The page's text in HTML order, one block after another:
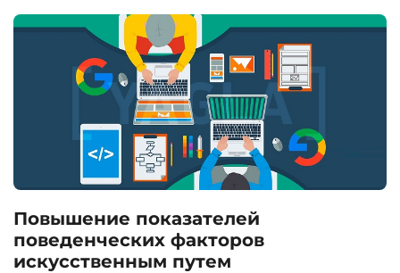
Повышение показателей
поведенческих факторов
искусственным путем